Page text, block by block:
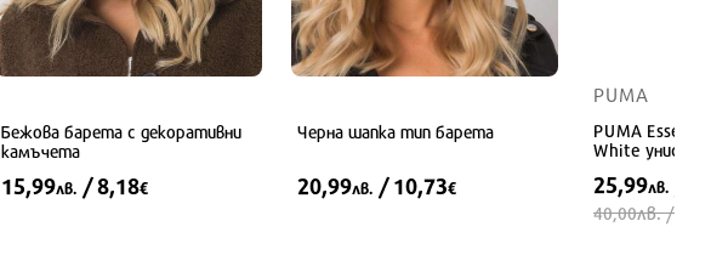
Бежова барета с декоративни
камъчета
15,99лв. / 8,18€
Черна шапка тип барета
20,99лв. / 10,73€
PUMA
PUMA
White унисекс
25,99лв.
40,00лв./